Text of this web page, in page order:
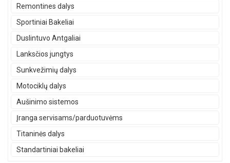
Remontines dalys
Sportiniai Bakeliai
Duslintuvo Antgaliai
Lanksčios jungtys
Sunkvežimių dalys
Motociklų dalys
Aušinimo sistemos
Įranga servisams/parduotuvėms
Titaninės dalys
Standartiniai bakeliai